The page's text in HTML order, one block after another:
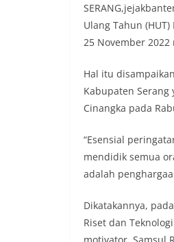
Ulang Tahun
25 November
Hal itu
Kabupaten Serang
Cinangka pada
“Esensial
mendidik semua
adalah
Dikatakannya,
Riset dan